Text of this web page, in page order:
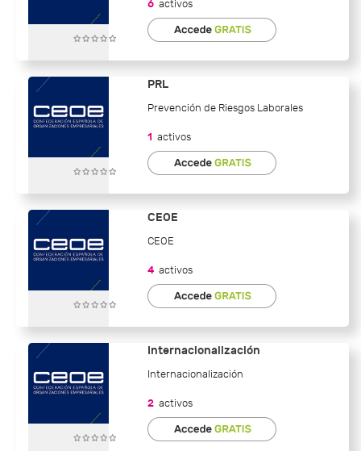
6 activos
PRL
Prevención de Riesgos Laborales
1 activos
CEOE
CEOE
4 activos
Internacionalización
Internacionalización
2 activos